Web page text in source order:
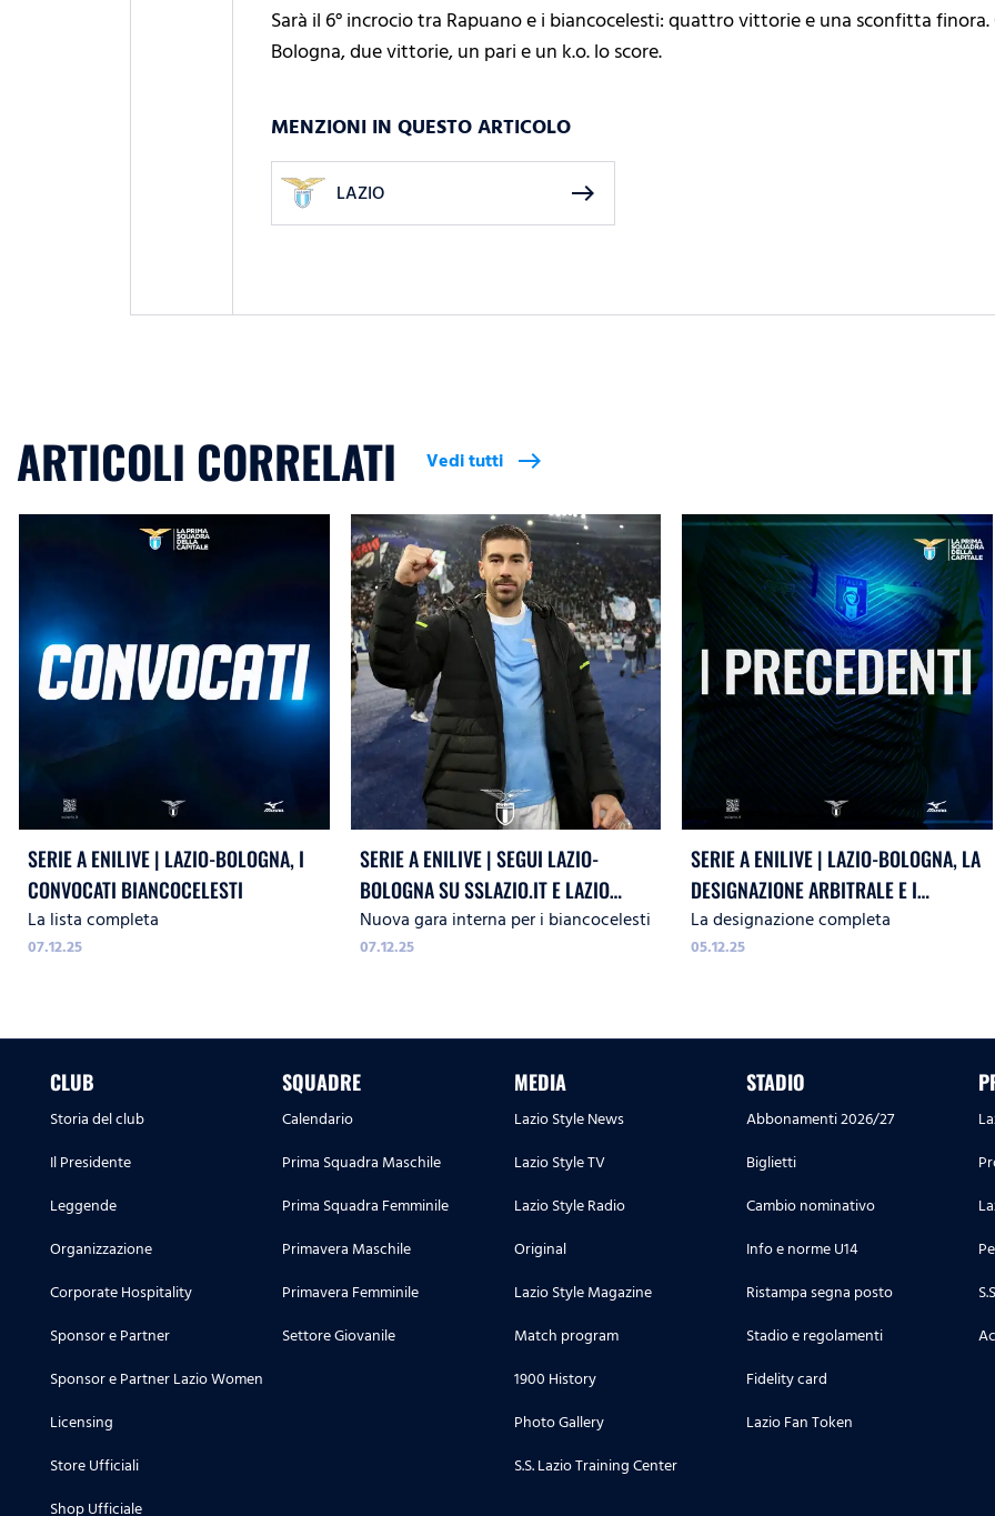
Sarà il 6° incrocio tra Rapuano e i biancocelesti: quattro vittorie e una sconfitta
Bologna, due vittorie, un pari e un k.o. lo score.
MENZIONI IN QUESTO ARTICOLO
LAZIO east
ARTICOLI CORRELATI Vedi tutti east
SERIE A ENILIVE | LAZIO-BOLOGNA, I
CONVOCATI BIANCOCELESTI
La lista completa
07.12.25
SERIE A ENILIVE | SEGUI LAZIO-
BOLOGNA SU SSLAZIO.IT E LAZIO
STYLE RADIO
Nuova gara interna per i biancocelesti
07.12.25
SERIE A ENILIVE | LAZIO-BOLOGNA, LA
DESIGNAZIONE ARBITRALE E I
PRECEDENTI
La designazione completa
05.12.25
CLUB
Storia del club
Il Presidente
Leggende
Organizzazione
Corporate Hospitality
Sponsor e Partner
Sponsor e Partner Lazio Women
Licensing
Store Ufficiali
Shop Ufficiale
SQUADRE
Calendario
Prima Squadra Maschile
Prima Squadra Femminile
Primavera Maschile
Primavera Femminile
Settore Giovanile
MEDIA
Lazio Style News
Lazio Style TV
Lazio Style Radio
Original
Lazio Style Magazine
Match program
1900 History
Photo Gallery
S.S. Lazio Training Center
STADIO
Abbonamenti 2026/27
Biglietti
Cambio nominativo
Info e norme U14
Ristampa segna posto
Stadio e regolamenti
Fidelity card
Lazio Fan Token